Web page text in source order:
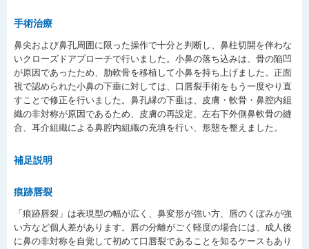
手術治療
鼻尖および鼻孔周囲に限った操作で十分と判断し、鼻柱切開を伴わな
いクローズドアプローチで行いました。小鼻の落ち込みは、骨の陥凹
が原因であったため、肋軟骨を移植して小鼻を持ち上げました。正面
視で認められた小鼻の下垂に対しては、口唇裂手術をもう一度やり直
すことで修正を行いました。鼻孔縁の下垂は、皮膚・軟骨・鼻腔内組
織の非対称が原因であるため、皮膚の再設定、左右下外側鼻軟骨の縫
合、耳介組織による鼻腔内組織の充填を行い、形態を整えました。
補足説明
痕跡唇裂
「痕跡唇裂」は表現型の幅が広く、鼻変形が強い方、唇のくぼみが強
い方など個人差があります。唇の分離がごく軽度の場合には、成人後
に鼻の非対称を自覚して初めて口唇裂であることを知るケースもあり